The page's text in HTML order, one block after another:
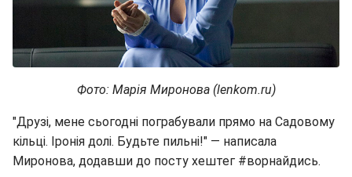
Фото: Марія Миронова (lenkom.ru)
"Друзі, мене сьогодні пограбували прямо на Садовому
кільці. Іронія долі. Будьте пильні!" — написала
Миронова, додавши до посту хештег #ворнайдись.